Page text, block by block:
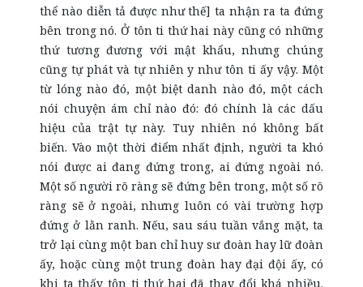
thể nào diễn tả được như thế] ta nhận ra ta đứng
bên trong nó. Ở tôn ti thứ hai này cũng có những
thứ tương đương với mật khẩu, nhưng chúng
cũng tự phát và tự nhiên y như tôn ti ấy vậy. Một
từ lóng nào đó, một biệt danh nào đó, một cách
nói chuyện ám chỉ nào đó: đó chính là các dấu
hiệu của trật tự này. Tuy nhiên nó không bất
biến. Vào một thời điểm nhất định, người ta khó
nói được ai đang đứng trong, ai đứng ngoài nó.
Một số người rõ ràng sẽ đứng bên trong, một số rõ
ràng sẽ ở ngoài, nhưng luôn có vài trường hợp
đứng ở lằn ranh. Nếu, sau sáu tuần vắng mặt, ta
trở lại cùng một ban chỉ huy sư đoàn hay lữ đoàn
ấy, hoặc cùng một trung đoàn hay đại đội ấy, có
khi ta thấy tôn ti thứ hai đã thay đổi khá nhiều.